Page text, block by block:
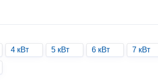
4 кВт 5 кВт 6 кВт 7 кВт